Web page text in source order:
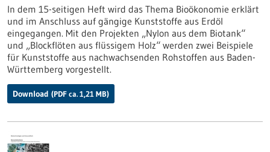
In dem 15-seitigen Heft wird das Thema Bioökonomie erklärt
und im Anschluss auf gängige Kunststoffe aus Erdöl
eingegangen. Mit den Projekten „Nylon aus dem Biotank“
und „Blockflöten aus flüssigem Holz“ werden zwei Beispiele
für Kunststoffe aus nachwachsenden Rohstoffen aus Baden-
Württemberg vorgestellt.
Download (PDF ca. 1,21 MB)